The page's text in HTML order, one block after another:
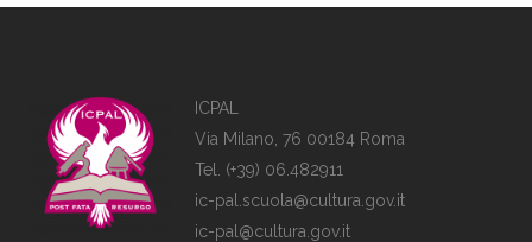
ICPAL
Via Milano, 76 00184 Roma
Tel. (+39) 06.482911
ic-pal.scuola@cultura.gov.it
ic-pal@cultura.gov.it